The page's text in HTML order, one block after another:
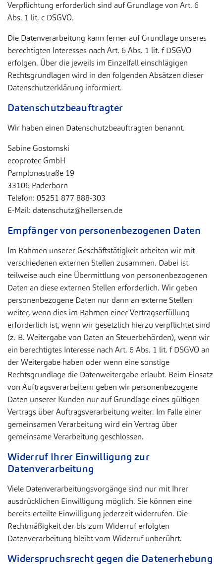
Verpflichtung erforderlich sind auf Grundlage von Art. 6
Abs. 1 lit. c DSGVO.
Die Datenverarbeitung kann ferner auf Grundlage unseres
berechtigten Interesses nach Art. 6 Abs. 1 lit. f DSGVO
erfolgen. Über die jeweils im Einzelfall einschlägigen
Rechtsgrundlagen wird in den folgenden Absätzen dieser
Datenschutzerklärung informiert.
Datenschutzbeauftragter
Wir haben einen Datenschutzbeauftragten benannt.
Sabine Gostomski
ecoprotec GmbH
Pamplonastraße 19
33106 Paderborn
Telefon: 05251 877 888-303
E-Mail: datenschutz@hellersen.de
Empfänger von personenbezogenen Daten
Im Rahmen unserer Geschäftstätigkeit arbeiten wir mit
verschiedenen externen Stellen zusammen. Dabei ist
teilweise auch eine Übermittlung von personenbezogenen
Daten an diese externen Stellen erforderlich. Wir geben
personenbezogene Daten nur dann an externe Stellen
weiter, wenn dies im Rahmen einer Vertragserfüllung
erforderlich ist, wenn wir gesetzlich hierzu verpflichtet sind
(z. B. Weitergabe von Daten an Steuerbehörden), wenn wir
ein berechtigtes Interesse nach Art. 6 Abs. 1 lit. f DSGVO an
der Weitergabe haben oder wenn eine sonstige
Rechtsgrundlage die Datenweitergabe erlaubt. Beim Einsatz
von Auftragsverarbeitern geben wir personenbezogene
Daten unserer Kunden nur auf Grundlage eines gültigen
Vertrags über Auftragsverarbeitung weiter. Im Falle einer
gemeinsamen Verarbeitung wird ein Vertrag über
gemeinsame Verarbeitung geschlossen.
Widerruf Ihrer Einwilligung zur
Datenverarbeitung
Viele Datenverarbeitungsvorgänge sind nur mit Ihrer
ausdrücklichen Einwilligung möglich. Sie können eine
bereits erteilte Einwilligung jederzeit widerrufen. Die
Rechtmäßigkeit der bis zum Widerruf erfolgten
Datenverarbeitung bleibt vom Widerruf unberührt.
Widerspruchsrecht gegen die Datenerhebung